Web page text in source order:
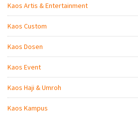
Kaos Artis & Entertainment
Kaos Custom
Kaos Dosen
Kaos Event
Kaos Haji & Umroh
Kaos Kampus